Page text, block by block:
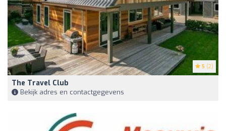
5 (2)
The Travel Club
Bekijk adres en contactgegevens